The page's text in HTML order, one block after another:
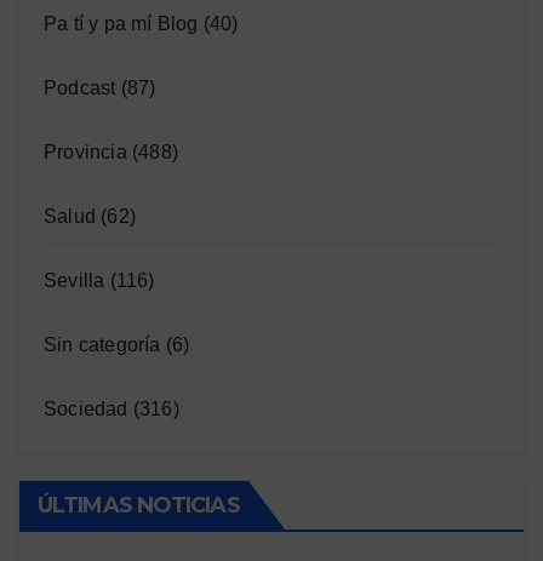
Pa tí y pa mí Blog (40)
Podcast (87)
Provincia(488)
Salud (62)
Sevilla (116)
Sin categoría (6)
Sociedad (316)
ÚLTIMAS NOTICIAS